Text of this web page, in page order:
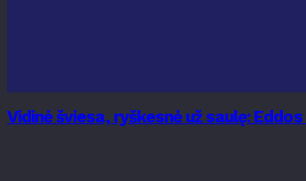
Vidinė šviesa, ryškesnė už saulę: